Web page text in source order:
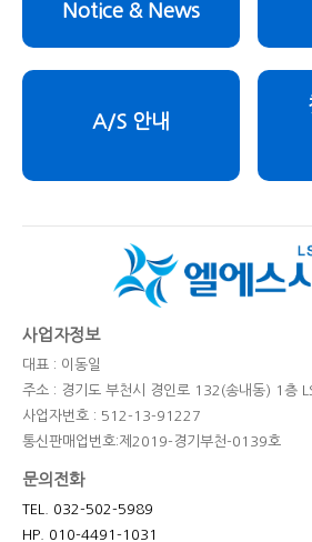
Notice & News
A/S 안내
사업자정보
대표 : 이동일
주소 : 경기도 부천시 경인로 132(송내동) 1층
사업자번호 : 512-13-91227
통신판매업번호:제2019-경기부천-0139호
문의전화
TEL. 032-502-5989
HP. 010-4491-1031